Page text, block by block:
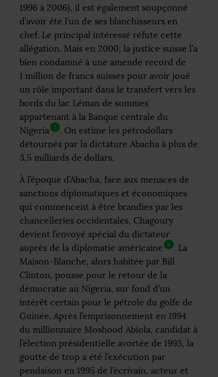
1996 à 2006), il est également soupçonné
d’avoir été l’un de ses blanchisseurs en
chef. Le principal intéressé réfute cette
allégation. Mais en 2000, la justice suisse l’a
bien condamné à une amende record de
1 million de francs suisses pour avoir joué
un rôle important dans le transfert vers les
bords du lac Léman de sommes
appartenant à la Banque centrale du
Nigeria
3
. On estime les pétrodollars
détournés par la dictature Abacha à plus de
3,5 milliards de dollars.
À l’époque d’Abacha, face aux menaces de
sanctions diplomatiques et économiques
qui commencent à être brandies par les
chancelleries occidentales, Chagoury
devient l’envoyé spécial du dictateur
auprès de la diplomatie américaine
4
. La
Maison-Blanche, alors habitée par Bill
Clinton, pousse pour le retour de la
démocratie au Nigeria, sur fond d’un
intérêt certain pour le pétrole du golfe de
Guinée. Après l’emprisonnement en 1994
du millionnaire Moshood Abiola, candidat à
l’élection présidentielle avortée de 1993, la
goutte de trop a été l’exécution par
pendaison en 1995 de l’écrivain, acteur et